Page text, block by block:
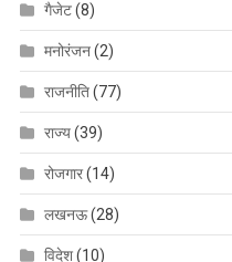
गैजेट(8)
मनोरंजन(2)
राजनीति(77)
राज्य(39)
रोजगार(14)
लखनऊ(28)
विदेश(10)